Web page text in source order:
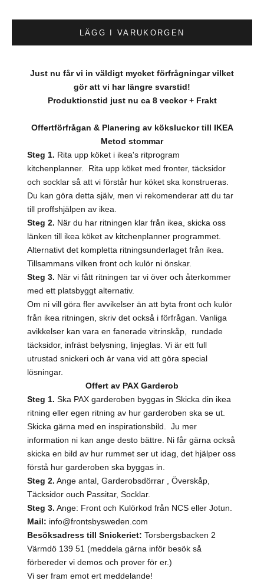
LÄGG I VARUKORGEN
Just nu får vi in väldigt mycket förfrågningar vilket
gör att vi har längre svarstid!
Produktionstid just nu ca 8 veckor + Frakt
Offertförfrågan & Planering av köksluckor till IKEA
Metod stommar
Steg 1. Rita upp köket i ikea's ritprogram
kitchenplanner. Rita upp köket med fronter, täcksidor
och socklar så att vi förstår hur köket ska konstrueras.
Du kan göra detta själv, men vi rekomenderar att du tar
till proffshjälpen av ikea.
Steg 2. När du har ritningen klar från ikea, skicka oss
länken till ikea köket av kitchenplanner programmet.
Alternativt det kompletta ritningsunderlaget från ikea.
Tillsammans vilken front och kulör ni önskar.
Steg 3. När vi fått ritningen tar vi över och återkommer
med ett platsbyggt alternativ.
Om ni vill göra fler avvikelser än att byta front och kulör
från ikea ritningen, skriv det också i förfrågan. Vanliga
avikkelser kan vara en fanerade vitrinskåp, rundade
täcksidor, infräst belysning, linjeglas. Vi är ett full
utrustad snickeri och är vana vid att göra special
lösningar.
Offert av PAX Garderob
Steg 1. Ska PAX garderoben byggas in Skicka din ikea
ritning eller egen ritning av hur garderoben ska se ut.
Skicka gärna med en inspirationsbild. Ju mer
information ni kan ange desto bättre. Ni får gärna också
skicka en bild av hur rummet ser ut idag, det hjälper oss
förstå hur garderoben ska byggas in.
Steg 2. Ange antal, Garderobsdörrar , Överskåp,
Täcksidor ouch Passitar, Socklar.
Steg 3. Ange: Front och Kulörkod från NCS eller Jotun.
Mail: info@frontsbysweden.com
Besöksadress till Snickeriet: Torsbergsbacken 2
Värmdö 139 51 (meddela gärna inför besök så
förbereder vi demos och prover för er.)
Vi ser fram emot ert meddelande!